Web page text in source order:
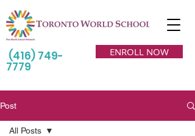
(416) 749-
7779
ENROLL NOW
Post
All Posts